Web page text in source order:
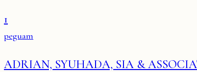
1
peguam
ADRIAN, SYUHADA, SIA &